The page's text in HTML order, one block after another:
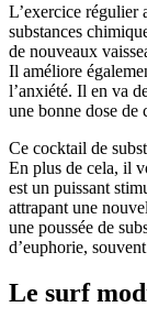
L’exercice régulier
substances
de nouveaux
Il améliore
l’anxiété. Il en va
une bonne dose de
Ce cocktail de
En plus de cela, il
est un puissant
attrapant une
une poussée de
d’euphorie,
Le surf